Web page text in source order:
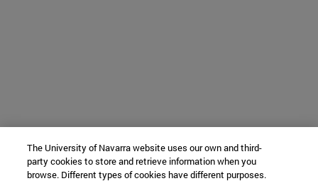
The University of Navarra website uses our own and third-
party cookies to store and retrieve information when you
browse. Different types of cookies have different purposes.